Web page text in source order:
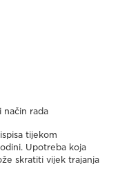
način rada
tijekom
Upotreba koja
skratiti vijek trajanja